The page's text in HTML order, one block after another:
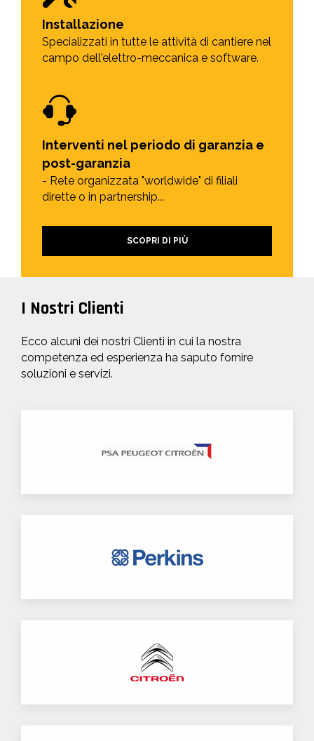
Installazione
Specializzati in tutte le attività di cantiere nel
campo dell'elettro-meccanica e software.
Interventi nel periodo di garanzia e
post-garanzia
- Rete organizzata "worldwide" di filiali
dirette o in partnership...
SCOPRI DI PIÙ
I Nostri Clienti
Ecco alcuni dei nostri Clienti in cui la nostra
competenza ed esperienza ha saputo fornire
soluzioni e servizi.